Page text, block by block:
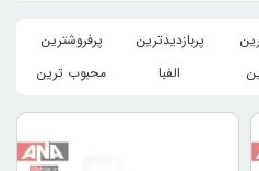
پربازدیدترین
پرفروشترین
الفبا محبوب ترین